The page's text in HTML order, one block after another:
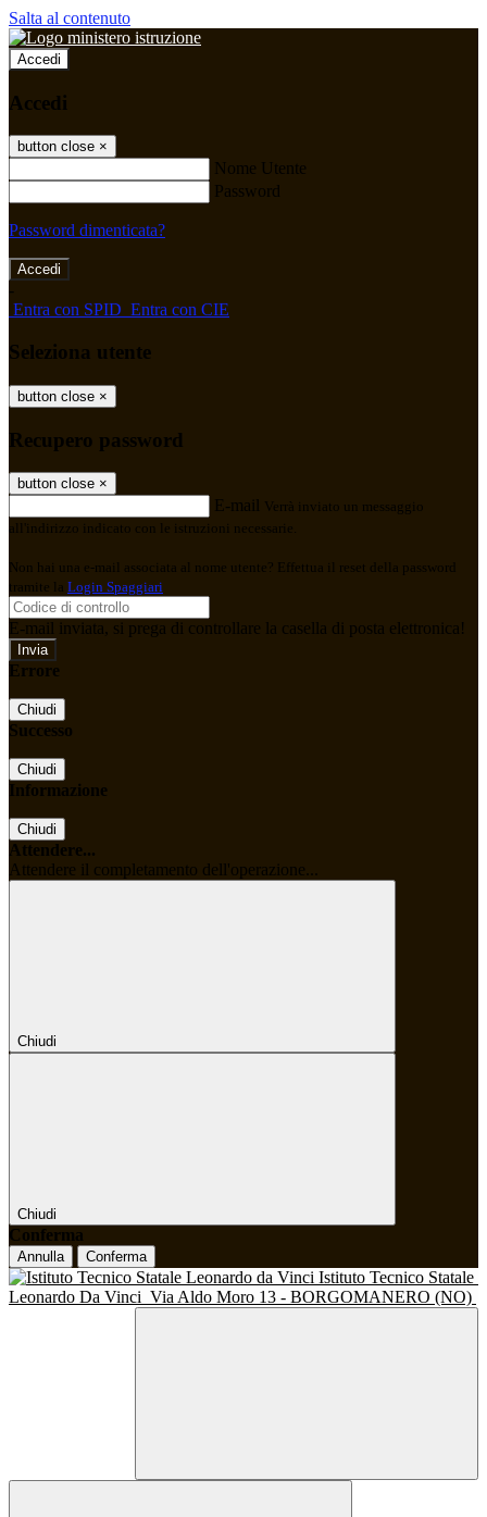
Salta al contenuto
Accedi
Accedi
button close ×
Nome Utente
Password
Password dimenticata?
-
Entra con SPID Entra con CIE
Seleziona utente
button close ×
Recupero password
button close ×
E-mail Verrà inviato un messaggio
all'indirizzo indicato con le istruzioni necessarie.
Non hai una e-mail associata al nome utente? Effettua il reset della password
tramite la Login Spaggiari
E-mail inviata, si prega di controllare la casella di posta elettronica!
Errore
Chiudi
Successo
Chiudi
Informazione
Chiudi
Attendere...
Attendere il completamento dell'operazione...
Chiudi
Chiudi
Conferma
Annulla Conferma
Istituto Tecnico Statale
Leonardo Da Vinci Via Aldo Moro 13 - BORGOMANERO (NO)